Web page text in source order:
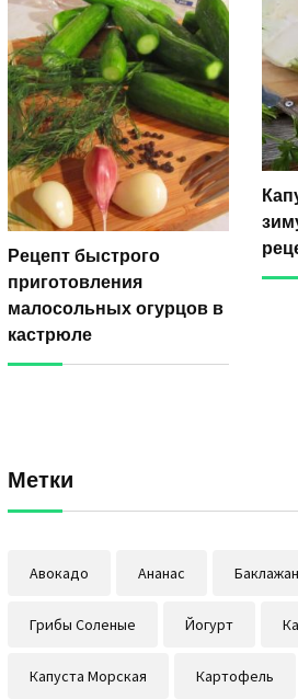
Рецепт быстрого
приготовления
малосольных огурцов в
кастрюле
Метки
Авокадо Ананас Баклажан
Грибы Соленые Йогурт
Капуста Морская Картофель